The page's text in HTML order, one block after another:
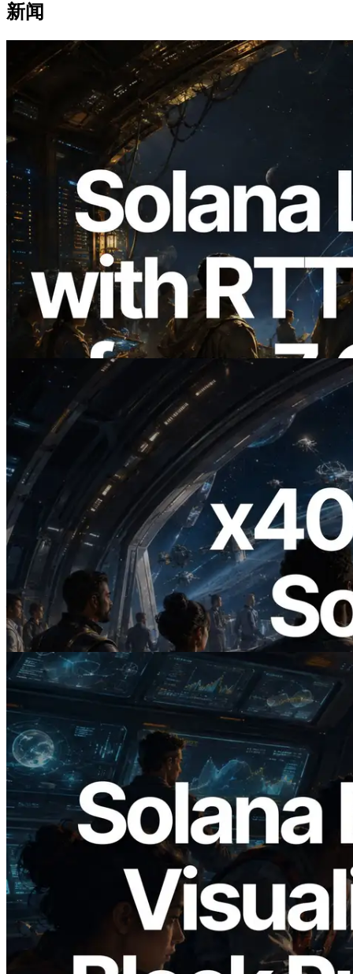
新闻
2026.08.05
ERPC 扩展 Solana Leader Slot API：新
增全球 7 个区域的 Ping 测量，Validators
Information API 同步上线
阅读此文章
2026.07.04
ERPC 发布支持 x402 支付的 Solana RPC
— AI Agent 按需为 API 付费的时代开启
阅读此文章
2026.05.24
Validators Solutions 发布 Solana Block
Analyzer — 以 slot 为单位可视化区块生
成时间与对应验证者